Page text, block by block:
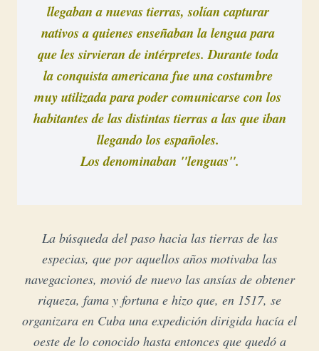
llegaban a nuevas tierras, solían capturar
nativos a quienes enseñaban la lengua para
que les sirvieran de intérpretes. Durante toda
la conquista americana fue una costumbre
muy utilizada para poder comunicarse con los
habitantes de las distintas tierras a las que iban
llegando los españoles.
Los denominaban "lenguas".
La búsqueda del paso hacia las tierras de las
especias, que por aquellos años motivaba las
navegaciones, movió de nuevo las ansías de obtener
riqueza, fama y fortuna e hizo que, en 1517, se
organizara en Cuba una expedición dirigida hacía el
oeste de lo conocido hasta entonces que quedó a